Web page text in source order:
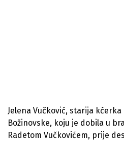
Jelena Vučković, starija kćerka
Božinovske, koju je dobila u
Radetom Vučkovićem, prije